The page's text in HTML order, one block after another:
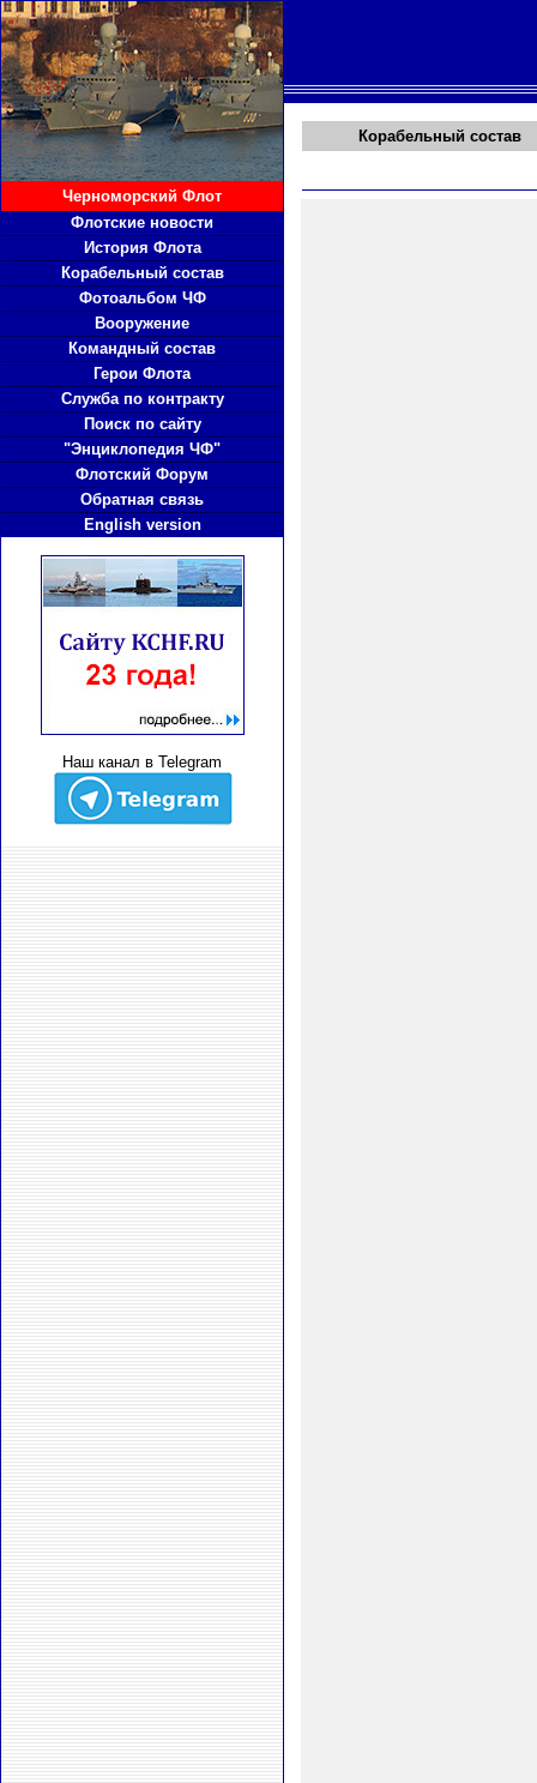
Черноморский Флот
Флотские новости
История Флота
Корабельный состав
Фотоальбом ЧФ
Вооружение
Командный состав
Герои Флота
Служба по контракту
Поиск по сайту
"Энциклопедия ЧФ"
Флотский Форум
Обратная связь
English version
Наш канал в Telegram
Корабельный состав